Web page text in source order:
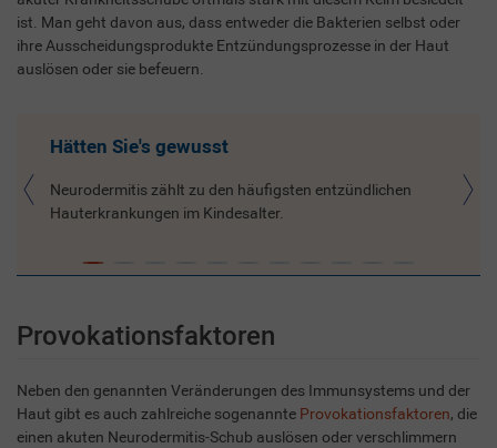
ist. Man geht davon aus, dass entweder die Bakterien selbst oder
ihre Ausscheidungsprodukte Entzündungsprozesse in der Haut
auslösen oder sie befeuern.
Hätten Sie's gewusst
Neurodermitis zählt zu den häufigsten entzündlichen
Hauterkrankungen im Kindesalter.
Provokationsfaktoren
Neben den genannten Veränderungen des Immunsystems und der
Haut gibt es auch zahlreiche sogenannte Provokationsfaktoren, die
einen akuten Neurodermitis-Schub auslösen oder verschlimmern